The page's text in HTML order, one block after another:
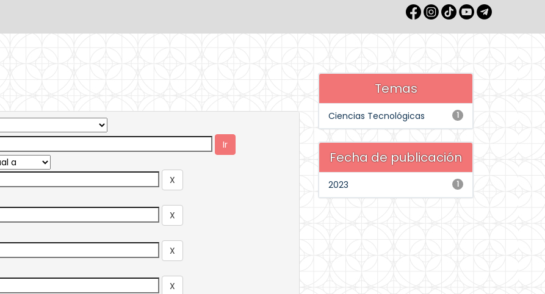
Temas
1
Ciencias Tecnológicas
Fecha de publicación
1
2023